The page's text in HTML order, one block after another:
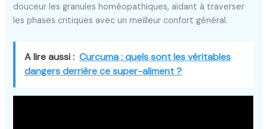
douceur les granules homéopathiques, aidant à traverser
les phases critiques avec un meilleur confort général.
A lire aussi : Curcuma : quels sont les véritables
dangers derrière ce super-aliment ?